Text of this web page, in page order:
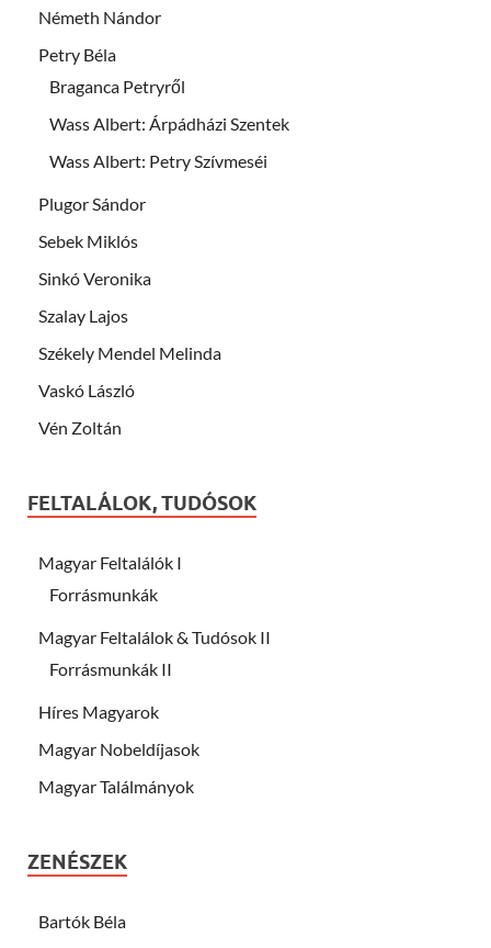
Németh Nándor
Petry Béla
Braganca Petryről
Wass Albert: Árpádházi Szentek
Wass Albert: Petry Szívmeséi
Plugor Sándor
Sebek Miklós
Sinkó Veronika
Szalay Lajos
Székely Mendel Melinda
Vaskó László
Vén Zoltán
FELTALÁLOK, TUDÓSOK
Magyar Feltalálók I
Forrásmunkák
Magyar Feltalálok & Tudósok II
Forrásmunkák II
Híres Magyarok
Magyar Nobeldíjasok
Magyar Találmányok
ZENÉSZEK
Bartók Béla